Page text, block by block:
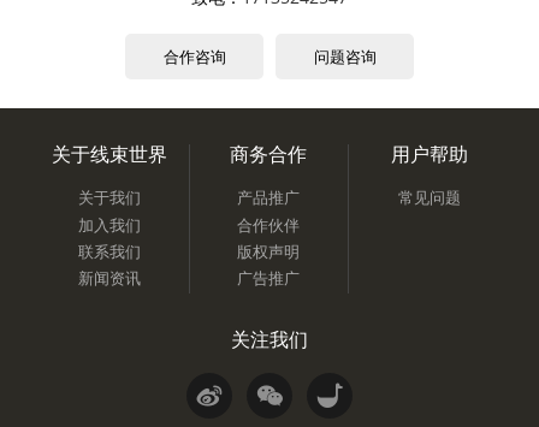
合作咨询 问题咨询
关于线束世界
关于我们
加入我们
联系我们
新闻资讯
商务合作
产品推广
合作伙伴
版权声明
广告推广
用户帮助
常见问题
关注我们